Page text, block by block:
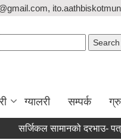
ग्यालरी सम्पर्क
सामानको दरभाउ- पत्र पेश